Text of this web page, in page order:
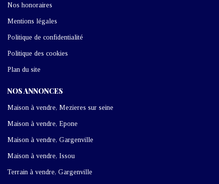
Nos honoraires
Mentions légales
Politique de confidentialité
Politique des cookies
Plan du site
NOS ANNONCES
Maison à vendre, Mezieres sur seine
Maison à vendre, Epone
Maison à vendre, Gargenville
Maison à vendre, Issou
Terrain à vendre, Gargenville